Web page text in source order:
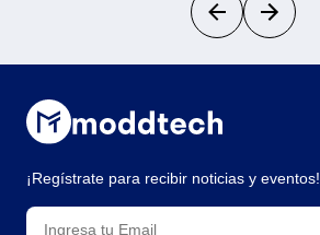
¡Regístrate para recibir noticias y eventos!